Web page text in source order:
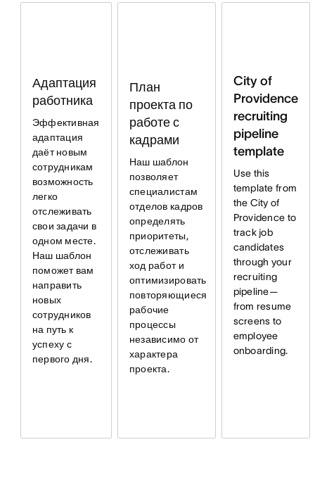
Адаптация
работника
Эффективная
адаптация
даёт новым
сотрудникам
возможность
легко
отслеживать
свои задачи в
одном месте.
Наш шаблон
поможет вам
направить
новых
сотрудников
на путь к
успеху с
первого дня.
План
проекта по
работе с
кадрами
Наш шаблон
позволяет
специалистам
отделов кадров
определять
приоритеты,
отслеживать
ход работ и
оптимизировать
повторяющиеся
рабочие
процессы
независимо от
характера
проекта.
City of
Providence
recruiting
pipeline
template
Use this
template from
the City of
Providence to
track job
candidates
through your
recruiting
pipeline—
from resume
screens to
employee
onboarding.